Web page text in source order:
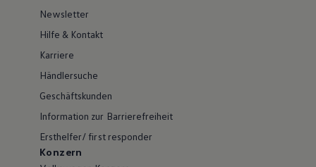
Newsletter
Hilfe & Kontakt
Karriere
Händlersuche
Geschäftskunden
Information zur Barrierefreiheit
Ersthelfer/ first responder
Konzern